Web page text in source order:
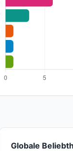
Globale